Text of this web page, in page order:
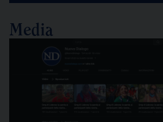
Media